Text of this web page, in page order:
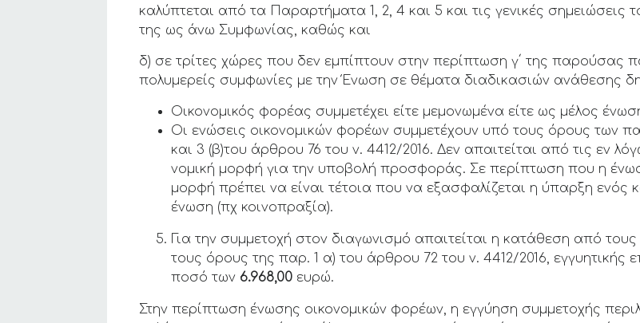
καλύπτεται από τα Παραρτήματα 1, 2, 4 και 5 και τις γενικές
της ως άνω Συμφωνίας, καθώς και
δ) σε τρίτες χώρες που δεν εμπίπτουν στην περίπτωση γ΄ της παρούσας
πολυμερείς συμφωνίες με την Ένωση σε θέματα διαδικασιών ανάθεσης
Οικονομικός φορέας συμμετέχει είτε μεμονωμένα είτε ως μέλος
Οι ενώσεις οικονομικών φορέων συμμετέχουν υπό τους όρους των
και 3 (β)του άρθρου 76 του ν. 4412/2016. Δεν απαιτείται από τις εν
νομική μορφή για την υποβολή προσφοράς. Σε περίπτωση που η
μορφή πρέπει να είναι τέτοια που να εξασφαλίζεται η ύπαρξη ενός
ένωση (πχ κοινοπραξία).
Για την συμμετοχή στον διαγωνισμό απαιτείται η κατάθεση από
τους όρους της παρ. 1 α) του άρθρου 72 του ν. 4412/2016, εγγυητικής
ποσό των 6.968,00 ευρώ.
Στην περίπτωση ένωσης οικονομικών φορέων, η εγγύηση συμμετοχής